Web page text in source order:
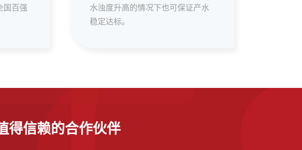
国百强
水浊度升高的情况下也可保证产水
稳定达标。
得信赖的合作伙伴